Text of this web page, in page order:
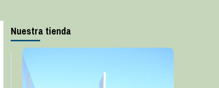
Nuestra tienda